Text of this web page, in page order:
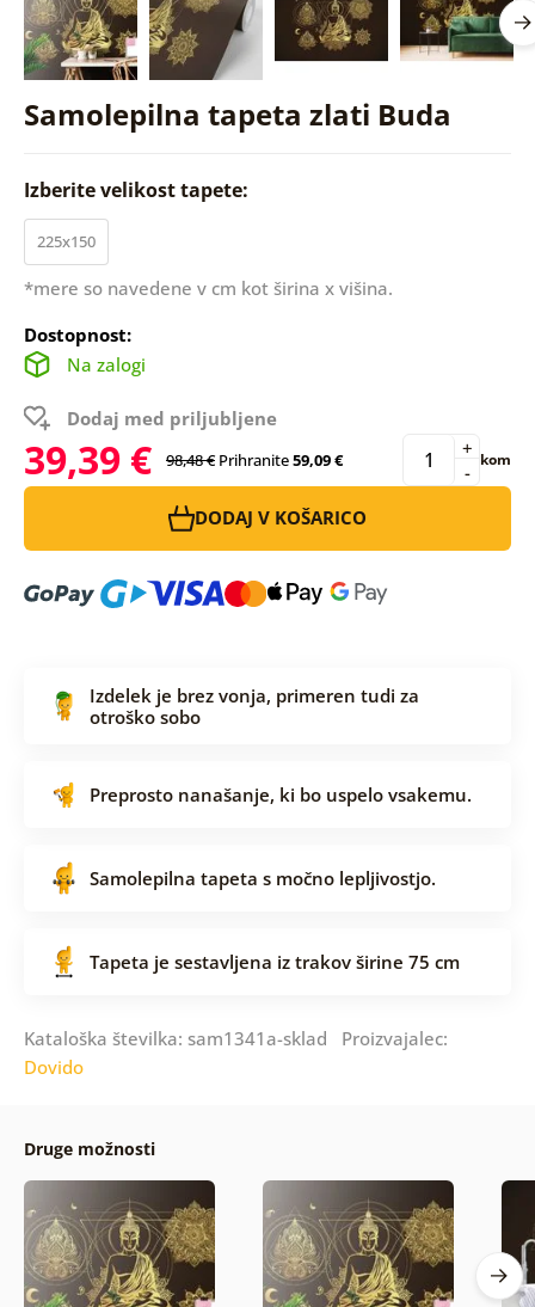
Samolepilna tapeta zlati Buda
Izberite velikost tapete:
225x150
*mere so navedene v cm kot širina x višina.
Dostopnost:
Na zalogi
Dodaj med priljubljene
39,39 € 98,48 € Prihranite59,09 € -
+ kom
DODAJ V KOŠARICO
Izdelek je brez vonja, primeren tudi za
otroško sobo
Preprosto nanašanje, ki bo uspelo vsakemu.
Samolepilna tapeta s močno lepljivostjo.
Tapeta je sestavljena iz trakov širine 75 cm
Kataloška številka: sam1341a-sklad Proizvajalec:
Dovido
Druge možnosti